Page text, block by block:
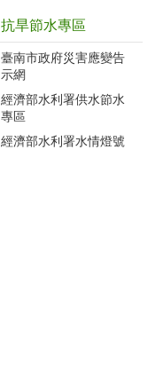
抗旱節水專區
臺南市政府災害應變告
示網
經濟部水利署供水節水
專區
經濟部水利署水情燈號